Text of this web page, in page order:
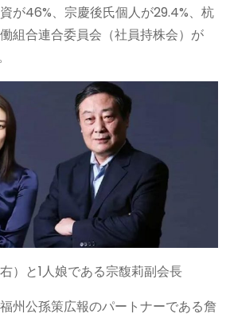
が46%、宗慶後氏個人が29.4%、杭
組合連合委員会（社員持株会）が
）と1人娘である宗馥莉副会長
州公孫策広報のパートナーである詹